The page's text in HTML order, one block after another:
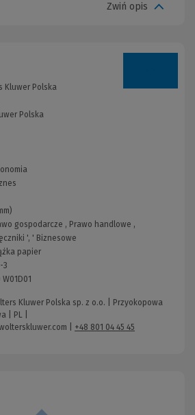
Zwiń opis
Kluwer Polska
Polska
gospodarcze , Prawo handlowe ,
', ' Biznesowe
papier
3
Kluwer Polska sp. z o.o. | Przyokopowa
| PL |
+48 801 04 45 45